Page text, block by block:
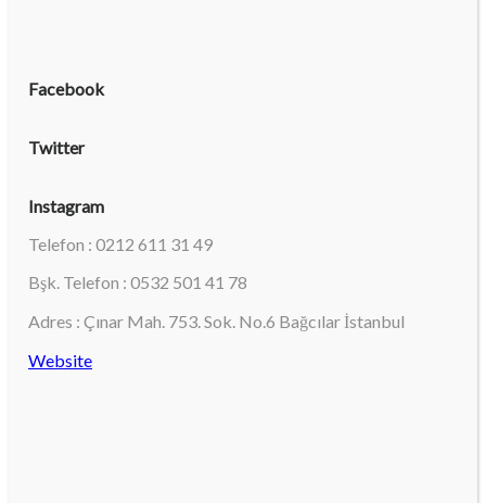
Facebook
Twitter
Instagram
Telefon : 0212 611 31 49
Bşk. Telefon : 0532 501 41 78
Adres : Çınar Mah. 753. Sok. No.6 Bağcılar İstanbul
Website